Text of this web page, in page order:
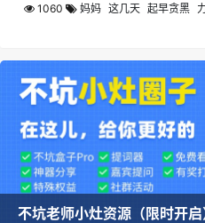
1060 妈妈 这几天 起早贪黑
不坑老师小灶资源（限时开启